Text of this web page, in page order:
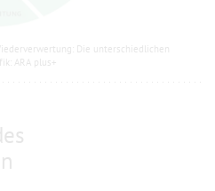
Die unterschiedlichen
ARA plus+